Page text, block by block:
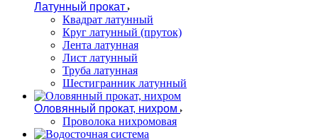
Латунный прокат
Квадрат латунный
Круг латунный (пруток)
Лента латунная
Лист латунный
Труба латунная
Шестигранник латунный
Оловянный прокат, нихром
Проволока нихромовая